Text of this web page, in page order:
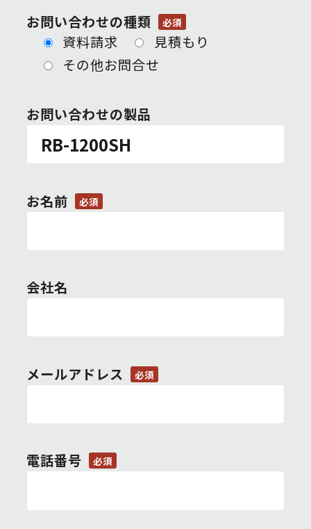
お問い合わせの種類 必須
資料請求
見積もり
その他お問合せ
お問い合わせの製品
お名前 必須
会社名
メールアドレス 必須
電話番号 必須